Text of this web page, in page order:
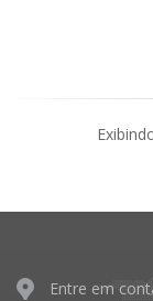
Entre em